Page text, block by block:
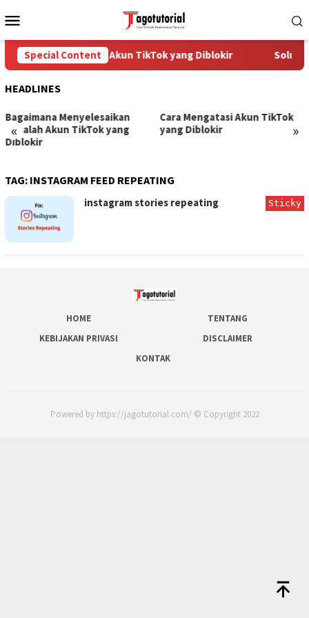
to
Menu
Special Content
Cara Mengatasi Akun TikTok yang Diblokir Solusi
HEADLINES
« »
Bagaimana Menyelesaikan
Masalah Akun TikTok yang
Diblokir
Cara Mengatasi Akun TikTok
yang Diblokir
TAG: INSTAGRAM FEED REPEATING
instagram stories repeating Sticky
HOME
TENTANG
KEBIJAKAN PRIVASI
DISCLAIMER
KONTAK
Powered by https://jagotutorial.com/ © Copyright 2022